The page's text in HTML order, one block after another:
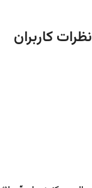
نظرات کاربران